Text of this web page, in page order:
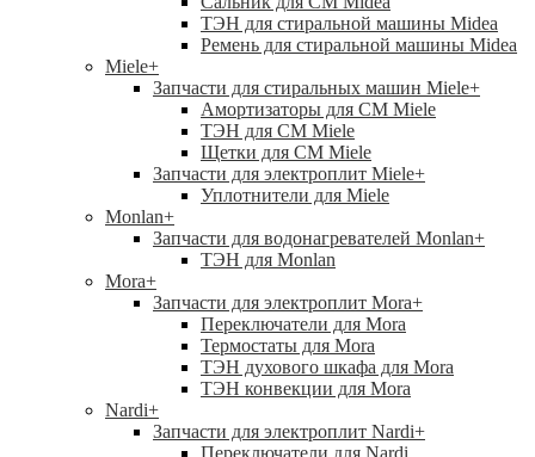
ТЭН для стиральной машины Midea
Ремень для стиральной машины Midea
Miele+
Запчасти для стиральных машин Miele+
Амортизаторы для СМ Miele
ТЭН для СМ Miele
Щетки для СМ Miele
Запчасти для электроплит Miele+
Уплотнители для Miele
Monlan+
Запчасти для водонагревателей Monlan+
ТЭН для Monlan
Mora+
Запчасти для электроплит Mora+
Переключатели для Mora
Термостаты для Mora
ТЭН духового шкафа для Mora
ТЭН конвекции для Mora
Nardi+
Запчасти для электроплит Nardi+
Переключатели для Nardi